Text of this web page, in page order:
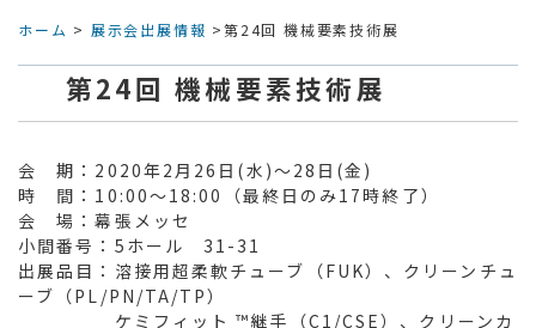
ホーム > 展示会出展情報 >第24回 機械要素技術展
第24回 機械要素技術展
会 期：2020年2月26日(水)～28日(金)
時 間：10:00～18:00（最終日のみ17時終了）
会 場：幕張メッセ
小間番号：5ホール 31-31
出展品目：溶接用超柔軟チューブ（FUK）、クリーンチュ
ーブ（PL/PN/TA/TP）
ケミフィット ™継手（C1/CSE）、クリーンカ